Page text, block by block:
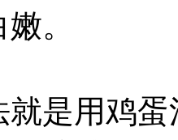
。
就是用鸡